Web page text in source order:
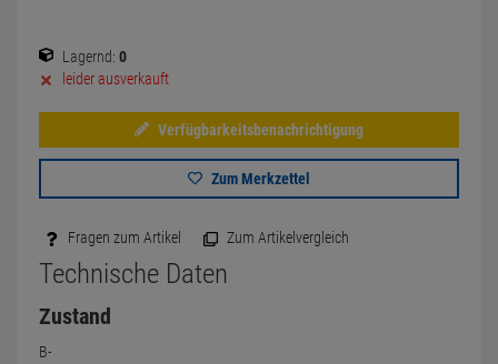
Lagernd: 0
leider ausverkauft
Verfügbarkeitsbenachrichtigung
Zum Merkzettel
Fragen zum Artikel Zum Artikelvergleich
Technische Daten
Zustand
B-